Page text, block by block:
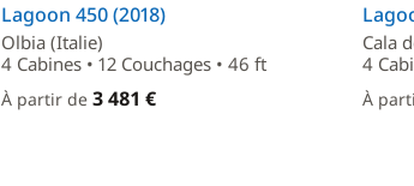
Lagoon 450 (2018)
Olbia (Italie)
4 Cabines • 12 Couchages • 46 ft
À partir de 3 481 €
Cala
4
À